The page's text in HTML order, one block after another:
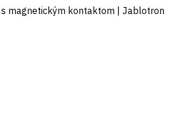
magnetickým kontaktom | Jablotron